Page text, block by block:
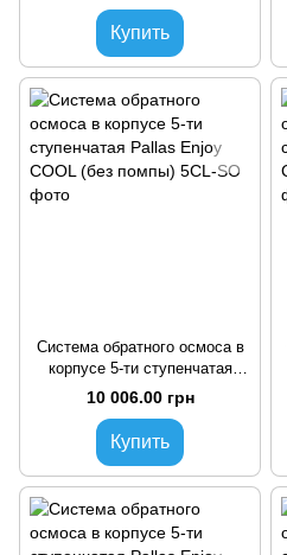
Купить
Система обратного осмоса в
корпусе 5-ти ступенчатая
Pallas Enjoy COOL (без
10 006.00 грн
Купить